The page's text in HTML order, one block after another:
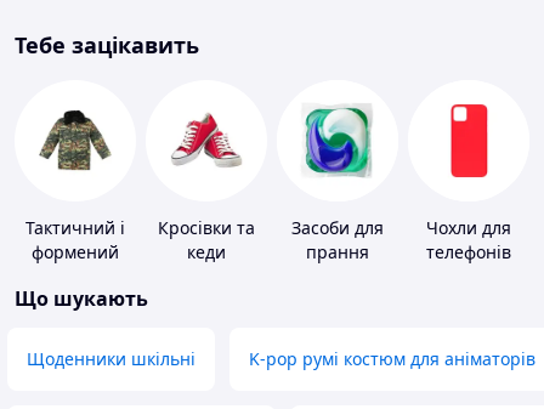
Тебе зацікавить
Тактичний і
формений
Кросівки та
кеди
Засоби для
прання
Чохли для
телефонів
Що шукають
Щоденники шкільні K-pop румі костюм для аніматорів